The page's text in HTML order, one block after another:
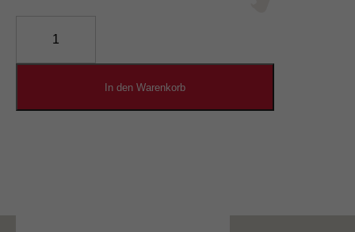
Designputz
In den Warenkorb